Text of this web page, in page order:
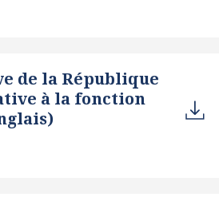
de la République
à la fonction